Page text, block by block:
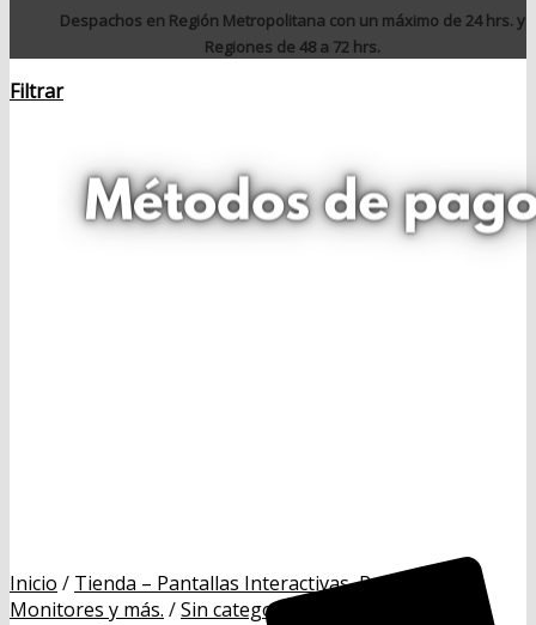
Despachos en Región Metropolitana con un máximo de 24 hrs. y
Regiones de 48 a 72 hrs.
Filtrar
Inicio / Tienda – Pantallas Interactivas, Proyectores,
Monitores y más. /Sin categorizar